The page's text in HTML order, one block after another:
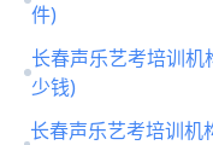
件)
长春声乐艺考培训
少钱)
长春声乐艺考培训机